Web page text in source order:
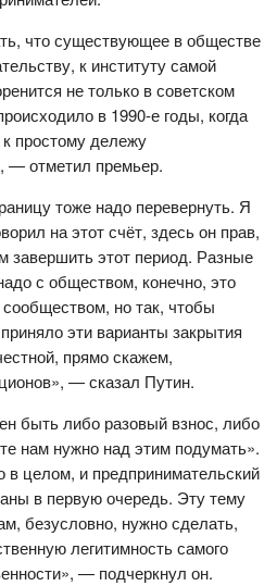
что существующее в обществе
к институту самой
не только в советском
в 1990-е годы, когда
простому дележу
— отметил премьер.
тоже надо перевернуть. Я
на этот счёт, здесь он прав,
завершить этот период. Разные
с обществом, конечно, это
но так, чтобы
эти варианты закрытия
прямо скажем,
— сказал Путин.
быть либо разовый взнос, либо
нам нужно над этим подумать».
целом, и предпринимательский
в первую очередь. Эту тему
безусловно, нужно сделать,
легитимность самого
— подчеркнул он.